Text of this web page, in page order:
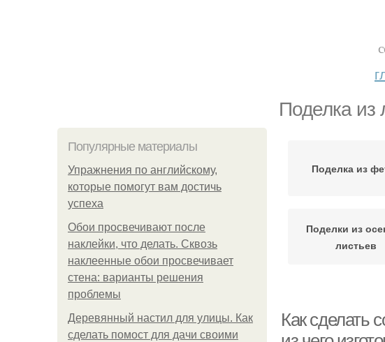
Поделка из
Популярные материалы
Упражнения по английскому,
которые помогут вам достичь
успеха
Обои просвечивают после
наклейки, что делать. Сквозь
наклеенные обои просвечивает
стена: варианты решения
проблемы
Деревянный настил для улицы. Как
сделать помост для дачи своими
Поделка из
Поделки из
листьев
Как сделать